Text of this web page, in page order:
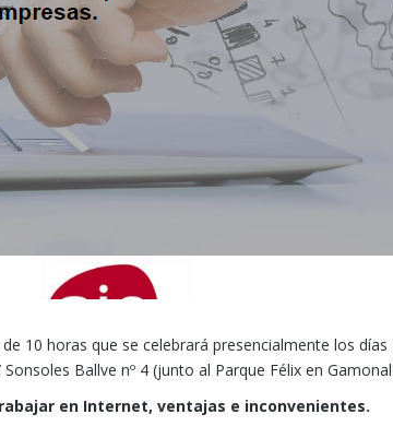
10 horas que se celebrará presencialmente los días
Ballve nº 4 (junto al Parque Félix en
en Internet, ventajas e inconvenientes.